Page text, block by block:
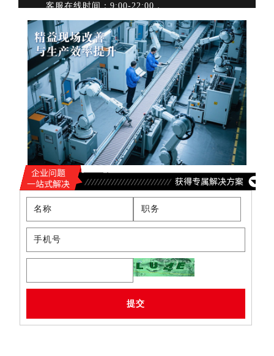
客服在线时间：9:00-22:00，